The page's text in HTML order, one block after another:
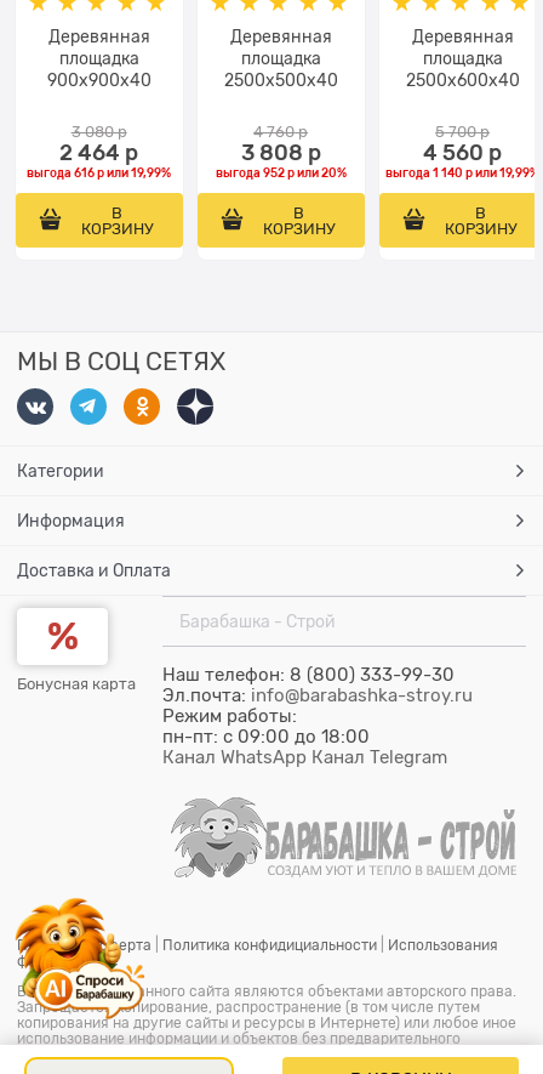
Деревянная
площадка
900х900х40
3 080 р
2 464 р
выгода616 рили19,99%
В
КОРЗИНУ
Деревянная
площадка
2500х500х40
4 760 р
3 808 р
выгода 952 рили20%
В
КОРЗИНУ
Деревянная
площадка
2500х600х40
5 700 р
4 560 р
выгода1 140 рили19,99%
В
КОРЗИНУ
МЫ В СОЦ СЕТЯХ
Категории
Информация
Доставка и Оплата
Бонусная карта
Барабашка - Строй
Наш телефон: 8 (800) 333-99-30
Эл.почта: info@barabashka-stroy.ru
Режим работы:
пн-пт: c 09:00 до 18:00
Канал WhatsApp Канал Telegram
Публичная оферта Политика конфидициальности
Использования
файлов cookie
Все материалы данного сайта являются объектами авторского права.
Запрещается копирование, распространение (в том числе путем
копирования на другие сайты и ресурсы в Интернете) или любое иное
использование информации и объектов без предварительного
согласия правообладателя.
© ООО "Барабашка-Строй"
2026. Барабашка - Строй является